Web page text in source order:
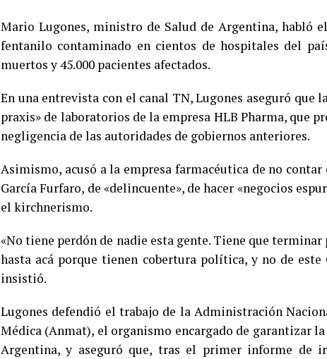
Mario Lugones, ministro de Salud de Argentina, habló
fentanilo contaminado en cientos de hospitales del
muertos y 45.000 pacientes afectados.
En una entrevista con el canal TN, Lugones aseguró que
praxis» de laboratorios de la empresa HLB Pharma, que
negligencia de las autoridades de gobiernos anteriores.
Asimismo, acusó a la empresa farmacéutica de no
García Furfaro, de «delincuente», de hacer «negocios
el kirchnerismo.
«No tiene perdón de nadie esta gente. Tiene que
hasta acá porque tienen cobertura política, y no de este
insistió.
Lugones defendió el trabajo de la Administración
Médica (Anmat), el organismo encargado de garantizar
Argentina, y aseguró que, tras el primer informe de